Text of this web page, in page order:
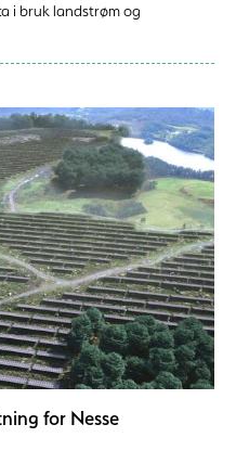
i bruk landstrøm og
for Nesse